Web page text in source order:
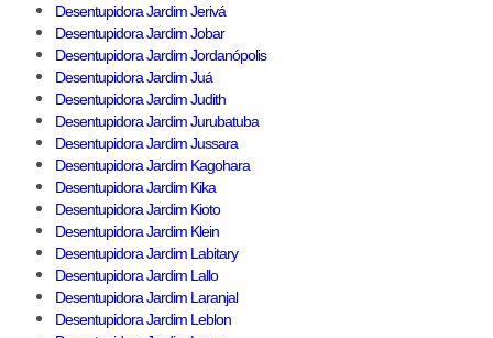
Desentupidora Jardim Jerivá
Desentupidora Jardim Jobar
Desentupidora Jardim Jordanópolis
Desentupidora Jardim Juá
Desentupidora Jardim Judith
Desentupidora Jardim Jurubatuba
Desentupidora Jardim Jussara
Desentupidora Jardim Kagohara
Desentupidora Jardim Kika
Desentupidora Jardim Kioto
Desentupidora Jardim Klein
Desentupidora Jardim Labitary
Desentupidora Jardim Lallo
Desentupidora Jardim Laranjal
Desentupidora Jardim Leblon